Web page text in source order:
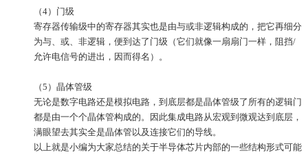
（4）门级
寄存器传输级中的寄存器其实也是由与或非逻辑构成的，把它再细分
为与、或、非逻辑，便到达了门级（它们就像一扇扇门一样，阻挡/
允许电信号的进出，因而得名）。
（5）晶体管级
无论是数字电路还是模拟电路，到底层都是晶体管级了所有的逻辑门
都是由一个个晶体管构成的。因此集成电路从宏观到微观达到底层，
满眼望去其实全是晶体管以及连接它们的导线。
以上就是小编为大家总结的关于半导体芯片‍内部的一些结构形式可能